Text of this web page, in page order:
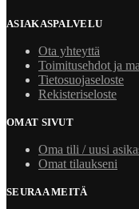
ASIAKASPALVELU
Ota yhteyttä
Toimitusehdot ja
Tietosuojaseloste
Rekisteriseloste
OMAT SIVUT
Oma tili / uusi
Omat tilaukseni
SEURAA MEITÄ